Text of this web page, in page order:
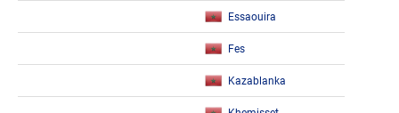
Essaouira
Fes
Kazablanka